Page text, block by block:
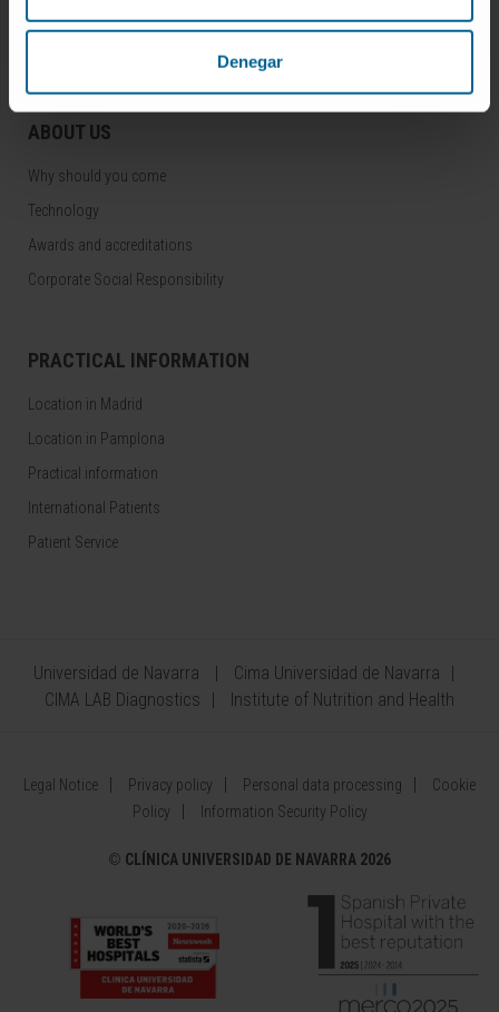
Denegar
Clinical Trials
ABOUT US
Why should you come
Technology
Awards and accreditations
Corporate Social Responsibility
PRACTICAL INFORMATION
Location in Madrid
Location in Pamplona
Practical information
International Patients
Patient Service
Universidad de Navarra
Cima Universidad de Navarra
CIMA LAB Diagnostics
Institute of Nutrition and Health
Legal Notice Privacy policy Personal data processing
Cookie
Policy
Information Security Policy
© CLÍNICA UNIVERSIDAD DE NAVARRA 2026